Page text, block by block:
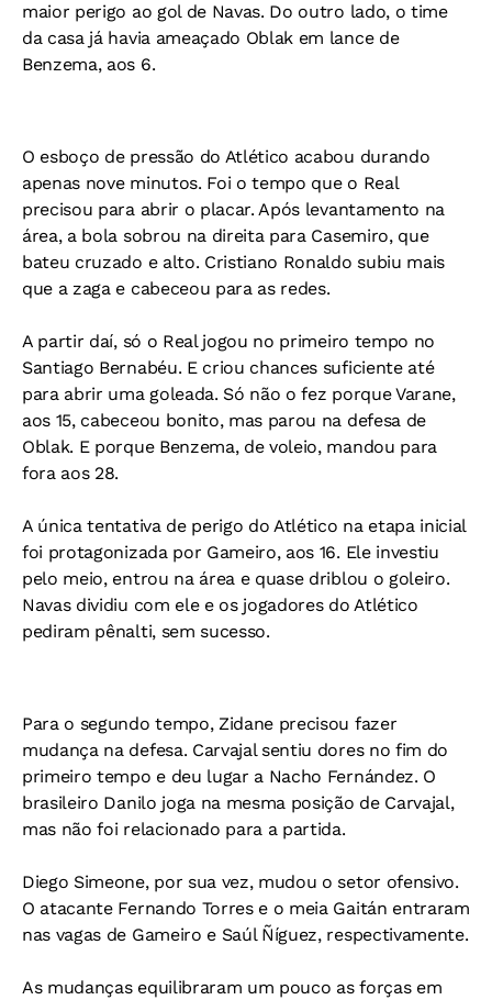
maior perigo ao gol de Navas. Do outro lado, o time
da casa já havia ameaçado Oblak em lance de
Benzema, aos 6.
O esboço de pressão do Atlético acabou durando
apenas nove minutos. Foi o tempo que o Real
precisou para abrir o placar. Após levantamento na
área, a bola sobrou na direita para Casemiro, que
bateu cruzado e alto. Cristiano Ronaldo subiu mais
que a zaga e cabeceou para as redes.
A partir daí, só o Real jogou no primeiro tempo no
Santiago Bernabéu. E criou chances suficiente até
para abrir uma goleada. Só não o fez porque Varane,
aos 15, cabeceou bonito, mas parou na defesa de
Oblak. E porque Benzema, de voleio, mandou para
fora aos 28.
A única tentativa de perigo do Atlético na etapa inicial
foi protagonizada por Gameiro, aos 16. Ele investiu
pelo meio, entrou na área e quase driblou o goleiro.
Navas dividiu com ele e os jogadores do Atlético
pediram pênalti, sem sucesso.
Para o segundo tempo, Zidane precisou fazer
mudança na defesa. Carvajal sentiu dores no fim do
primeiro tempo e deu lugar a Nacho Fernández. O
brasileiro Danilo joga na mesma posição de Carvajal,
mas não foi relacionado para a partida.
Diego Simeone, por sua vez, mudou o setor ofensivo.
O atacante Fernando Torres e o meia Gaitán entraram
nas vagas de Gameiro e Saúl Ñíguez, respectivamente.
As mudanças equilibraram um pouco as forças em